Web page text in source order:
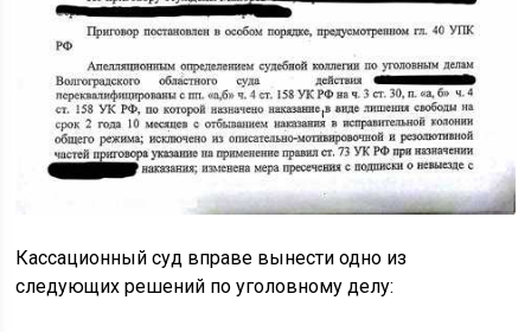
Кассационный суд вправе вынести одно из
следующих решений по уголовному делу: